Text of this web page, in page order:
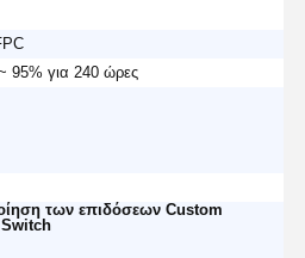
95% για 240 ώρες
των επιδόσεων Custom